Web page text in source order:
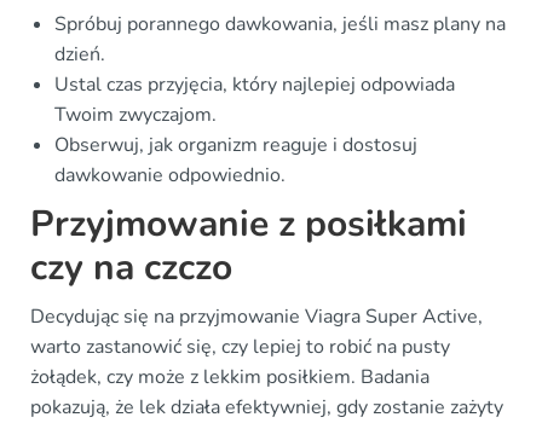
Spróbuj porannego dawkowania, jeśli masz plany na
dzień.
Ustal czas przyjęcia, który najlepiej odpowiada
Twoim zwyczajom.
Obserwuj, jak organizm reaguje i dostosuj
dawkowanie odpowiednio.
Przyjmowanie z posiłkami
czy na czczo
Decydując się na przyjmowanie Viagra Super Active,
warto zastanowić się, czy lepiej to robić na pusty
żołądek, czy może z lekkim posiłkiem. Badania
pokazują, że lek działa efektywniej, gdy zostanie zażyty